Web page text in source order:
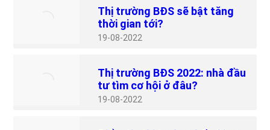
Thị trường BĐS sẽ bật tăng
thời gian tới?
19 08-2022
Thị trường BĐS 2022: nhà đầu
tư tìm cơ hội ở đâu?
19 08-2022